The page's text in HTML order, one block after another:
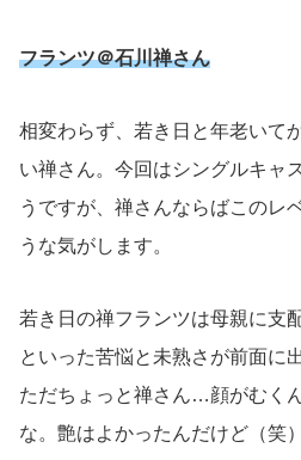
フランツ＠石川禅さん
相変わらず、若き日と年老いて
い禅さん。今回はシングルキャ
うですが、禅さんならばこのレ
うな気がします。
若き日の禅フランツは母親に支
といった苦悩と未熟さが前面に
ただちょっと禅さん…顔がむく
な。艶はよかったんだけど（笑